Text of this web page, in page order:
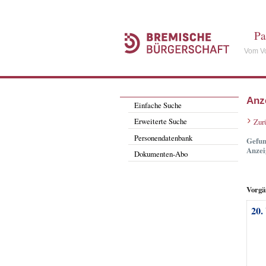
Vom
Einfache Suche
Erweiterte Suche
Personendatenbank
Dokumenten-Abo